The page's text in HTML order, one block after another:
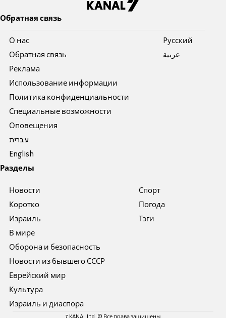
Обратная связь
О нас
Обратная связь
Реклама
Использование информации
Политика конфиденциальности
Специальные возможности
Оповещения
עברית
English
Pусский
عربية
Разделы
Новости
Коротко
Израиль
В мире
Оборона и безопасность
Новости из бывшего СССР
Еврейский мир
Культура
Израиль и диаспора
Спорт
Погода
Тэги